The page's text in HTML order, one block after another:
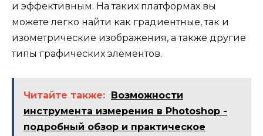
и эффективным. На таких платформах вы
можете легко найти как градиентные, так и
изометрические изображения, а также другие
типы графических элементов.
Читайте также: Возможности
инструмента измерения в Photoshop -
подробный обзор и практическое